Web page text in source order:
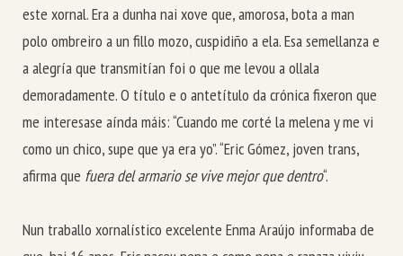
este xornal. Era a dunha nai xove que, amorosa, bota a man
polo ombreiro a un fillo mozo, cuspidiño a ela. Esa semellanza e
a alegría que transmitían foi o que me levou a ollala
demoradamente. O título e o antetítulo da crónica fixeron que
me interesase aínda máis: “Cuando me corté la melena y me vi
como un chico, supe que ya era yo”. “Eric Gómez, joven trans,
afirma que fuera del armario se vive mejor que dentro“.
Nun traballo xornalístico excelente Enma Araújo informaba de